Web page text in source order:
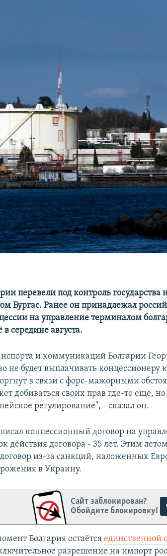
перевели под контроль
Бургас. Ранее он принадлежал
на управление терминалом
середине августа.
и коммуникаций Болгарии
не будет выплачивать
в связи с форс-мажорными
добиваться своих прав где-то еще,
регулирование", - сказал он.
концессионный договор на
действия договора - 35 лет. Этим
договор из-за санкций, наложенных
в Украину.
Сайт заблокирован?
Обойдите блокировку!
Болгария остаётсяединственной
разрешение на импорт